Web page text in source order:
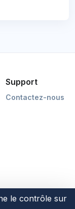
Support
Contactez-nous
le contrôle sur